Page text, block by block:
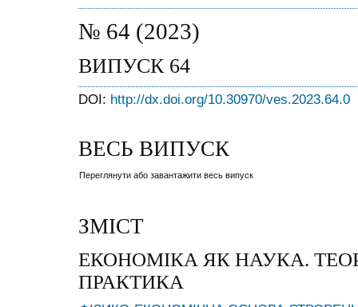
№ 64 (2023)
ВИПУСК 64
DOI: http://dx.doi.org/10.30970/ves.2023.64.0
ВЕСЬ ВИПУСК
Переглянути або завантажити весь випуск
ЗМІСТ
ЕКОНОМІКА ЯК НАУКА.
ПРАКТИКА